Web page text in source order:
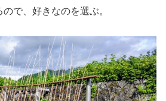
で、好きなのを選ぶ。